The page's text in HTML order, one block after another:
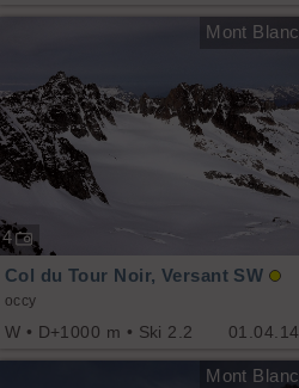
Mont Blanc
4
01.04.14
Col du Tour Noir, Versant SW
occy
W • D+1000 m • Ski 2.2
Mont Blanc